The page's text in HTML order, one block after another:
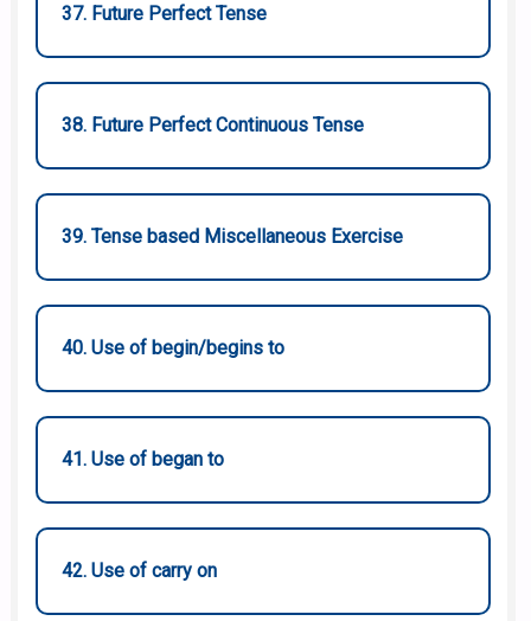
37. Future Perfect Tense
38. Future Perfect Continuous Tense
39. Tense based Miscellaneous Exercise
40. Use of begin/begins to
41. Use of began to
42. Use of carry on